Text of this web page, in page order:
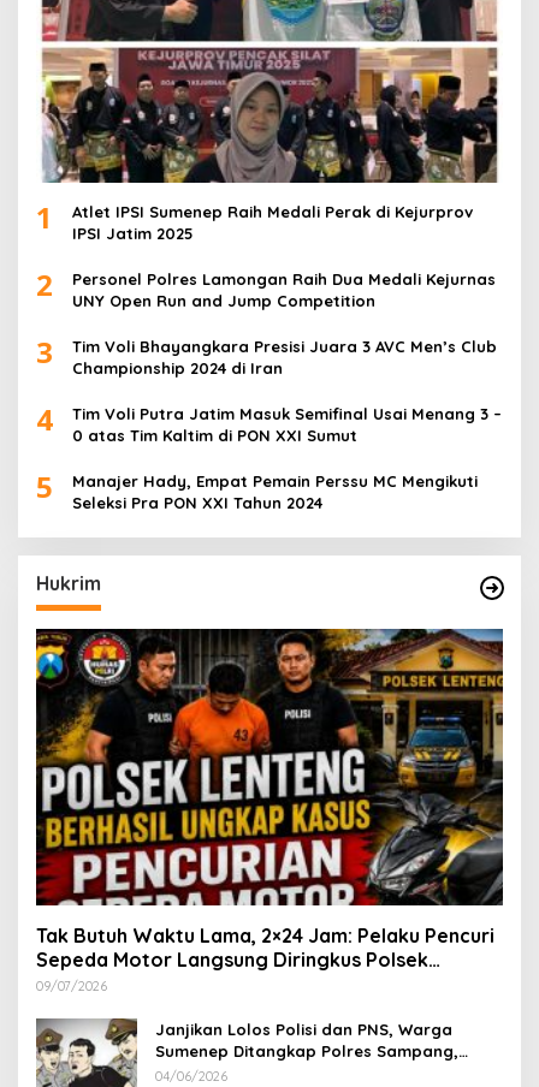
1
Atlet IPSI Sumenep Raih Medali Perak di Kejurprov
IPSI Jatim 2025
2
Personel Polres Lamongan Raih Dua Medali Kejurnas
UNY Open Run and Jump Competition
3
Tim Voli Bhayangkara Presisi Juara 3 AVC Men’s Club
Championship 2024 di Iran
4
Tim Voli Putra Jatim Masuk Semifinal Usai Menang 3 –
0 atas Tim Kaltim di PON XXI Sumut
5
Manajer Hady, Empat Pemain Perssu MC Mengikuti
Seleksi Pra PON XXI Tahun 2024
Hukrim
Tak Butuh Waktu Lama, 2×24 Jam: Pelaku Pencuri
Sepeda Motor Langsung Diringkus Polsek
Lenteng di Wilayah Manding
09/07/2026
Janjikan Lolos Polisi dan PNS, Warga
Sumenep Ditangkap Polres Sampang,
Korban Rugi Rp 600 juta
04/06/2026